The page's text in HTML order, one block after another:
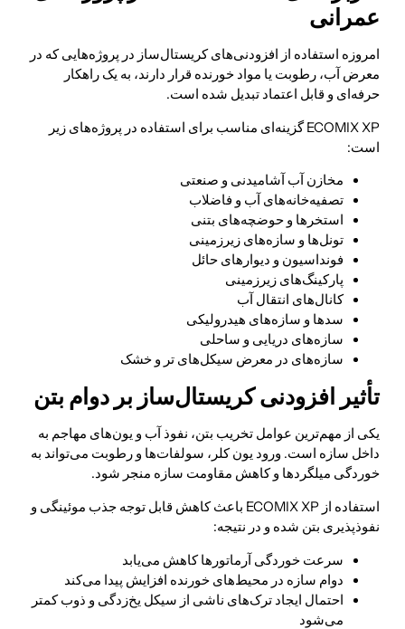
عمرانی
امروزه استفاده از افزودنی‌های کریستال‌ساز در پروژه‌هایی که در
معرض آب، رطوبت یا مواد خورنده قرار دارند، به یک راهکار
حرفه‌ای و قابل اعتماد تبدیل شده است.
ECOMIX XP گزینه‌ای مناسب برای استفاده در پروژه‌های زیر
است:
مخازن آب آشامیدنی و صنعتی
تصفیه‌خانه‌های آب و فاضلاب
استخرها و حوضچه‌های بتنی
تونل‌ها و سازه‌های زیرزمینی
فونداسیون و دیوارهای حائل
پارکینگ‌های زیرزمینی
کانال‌های انتقال آب
سدها و سازه‌های هیدرولیکی
سازه‌های دریایی و ساحلی
سازه‌های در معرض سیکل‌های تر و خشک
تأثیر افزودنی کریستال‌ساز بر دوام بتن
یکی از مهم‌ترین عوامل تخریب بتن، نفوذ آب و یون‌های مهاجم به
داخل سازه است. ورود یون کلر، سولفات‌ها و رطوبت می‌تواند به
خوردگی میلگردها و کاهش مقاومت سازه منجر شود.
استفاده از ECOMIX XP باعث کاهش قابل توجه جذب موئینگی و
نفوذپذیری بتن شده و در نتیجه:
سرعت خوردگی آرماتورها کاهش می‌یابد
دوام سازه در محیط‌های خورنده افزایش پیدا می‌کند
احتمال ایجاد ترک‌های ناشی از سیکل یخ‌زدگی و ذوب کمتر
می‌شود